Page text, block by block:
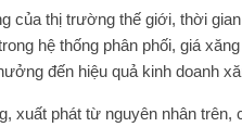
của thị trường thế giới, thời
hệ thống phân phối, giá
đến hiệu quả kinh doanh
xuất phát từ nguyên nhân trên,